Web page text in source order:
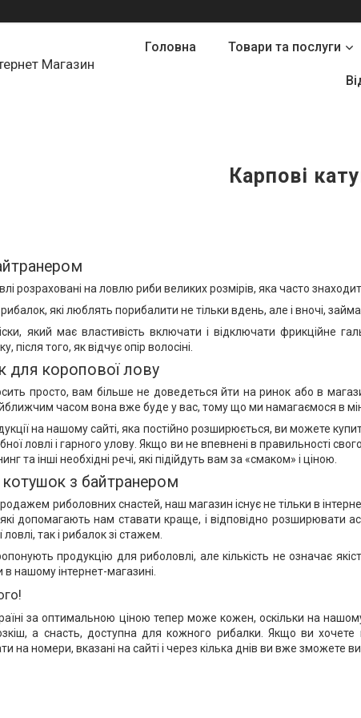
Магазин
Головна Товари та послуги
Карпові
розраховані на ловлю риби великих розмірів, яка часто
які люблять порибалити не тільки вдень, але і вночі,
який має властивість включати і відключати фрикційне
того, як відчує опір волосіні.
для коропової лову
просто, вам більше не доведеться йти на ринок або в
часом вона вже буде у вас, тому що ми намагаємося в
на нашому сайті, яка постійно розширюється, ви можете
ловлі і гарного улову. Якщо ви не впевнені в правильності
та інші необхідні речі, які підійдуть вам за «смаком» і ціною.
з байтранером
риболовних снастей, наш магазин існує не тільки в
допомагають нам ставати краще, і відповідно розширювати
так і рибалок зі стажем.
продукцію для риболовлі, але кількість не означає
нашому інтернет-магазині.
за оптимальною ціною тепер може кожен, оскільки на нашому
а снасть, доступна для кожного рибалки. Якщо ви
номери, вказані на сайті і через кілька днів ви вже зможете